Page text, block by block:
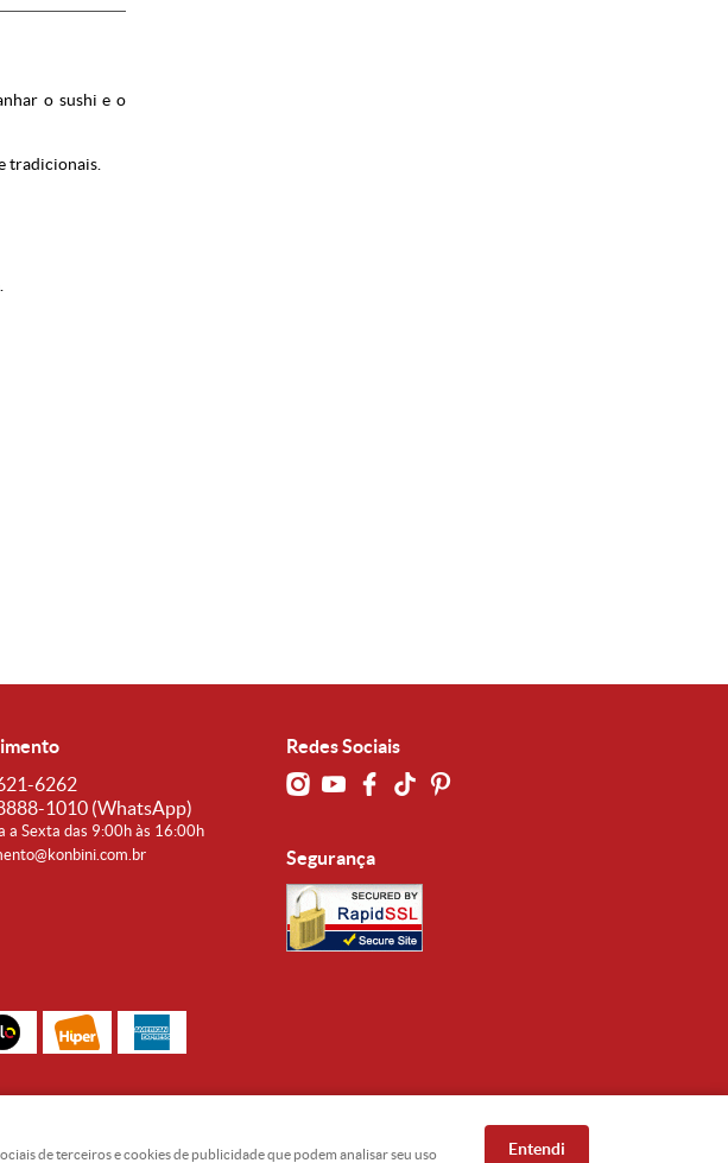
o sushi e o
tradicionais.
6262
1010 (WhatsApp)
a Sexta das 9:00h às 16:00h
Redes Sociais
Segurança
de terceiros e cookies de publicidade que podem analisar seu uso Entendi